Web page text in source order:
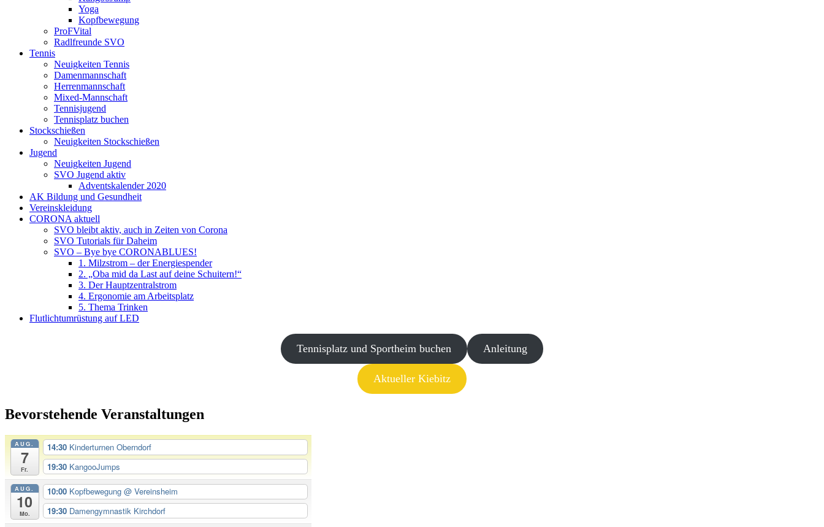
Yoga
Kopfbewegung
ProFVital
Radlfreunde SVO
Tennis
Neuigkeiten Tennis
Damenmannschaft
Herrenmannschaft
Mixed-Mannschaft
Tennisjugend
Tennisplatz buchen
Stockschießen
Neuigkeiten Stockschießen
Jugend
Neuigkeiten Jugend
SVO Jugend aktiv
Adventskalender 2020
AK Bildung und Gesundheit
Vereinskleidung
CORONA aktuell
SVO bleibt aktiv, auch in Zeiten von Corona
SVO Tutorials für Daheim
SVO – Bye bye CORONABLUES!
1. Milzstrom – der Energiespender
2. „Oba mid da Last auf deine Schuitern!“
3. Der Hauptzentralstrom
4. Ergonomie am Arbeitsplatz
5. Thema Trinken
Flutlichtumrüstung auf LED
Tennisplatz und Sportheim buchen Anleitung
Aktueller Kiebitz
Bevorstehende Veranstaltungen
AUG.
7
Fr.
14:30 Kinderturnen Oberndorf
19:30 KangooJumps
AUG.
10
Mo.
10:00 Kopfbewegung @ Vereinsheim
19:30 Damengymnastik Kirchdorf